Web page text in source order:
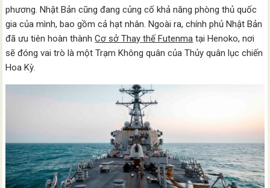
phương. Nhật Bản cũng đang củng cố khả năng phòng thủ quốc
gia của mình, bao gồm cả hạt nhân. Ngoài ra, chính phủ Nhật Bản
đã ưu tiên hoàn thànhCơ sở Thay thế Futenma tại Henoko, nơi
sẽ đóng vai trò là một Trạm Không quân của Thủy quân lục chiến
Hoa Kỳ.